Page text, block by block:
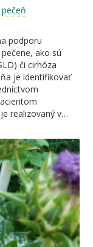
pečeň
podporu
ako sú
či cirhóza
je identifikovať
realizovaný v…